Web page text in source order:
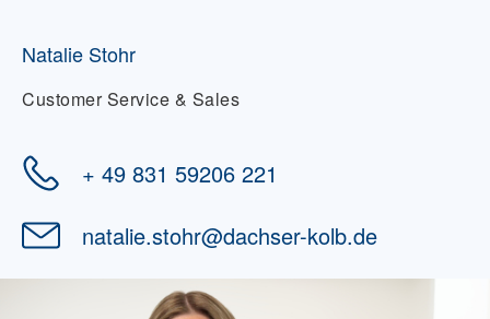
Natalie Stohr
Customer Service & Sales
+ 49 831 59206 221
natalie.stohr@dachser-kolb.de